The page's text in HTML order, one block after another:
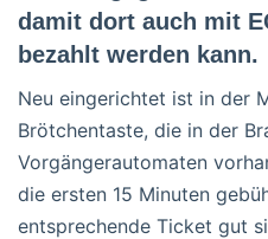
damit dort auch mit
bezahlt werden kann.
Neu eingerichtet ist in der
Brötchentaste, die in der
Vorgängerautomaten
die ersten 15 Minuten
entsprechende Ticket gut